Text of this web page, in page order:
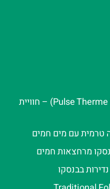
פולס טרמה בנסקו (Pulse Therme Bansko) – חוויית
טרמית עם מים חמים
מרחצאות חמים
בבנסקו